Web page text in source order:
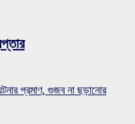
প্রমাণ, গুজব না ছড়ানোর